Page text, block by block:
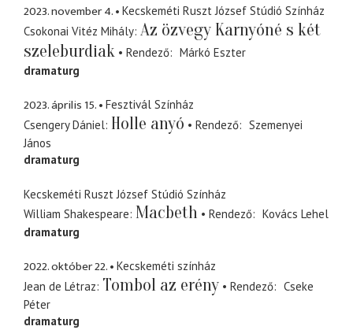
2023. november 4.
Kecskeméti Ruszt József Stúdió Színház
Csokonai Vitéz Mihály Az özvegy Karnyóné s két
szeleburdiak
Rendező
Márkó Eszter
dramaturg
2023. április 15.
Fesztivál Színház
Csengery Dániel Holle anyó Rendező
Szemenyei
János
dramaturg
Kecskeméti Ruszt József Stúdió Színház
William Shakespeare Macbeth Rendező
Kovács Lehel
dramaturg
2022. október 22.
Kecskeméti színház
Jean de Létraz Tombol az erény Rendező
Cseke
Péter
dramaturg